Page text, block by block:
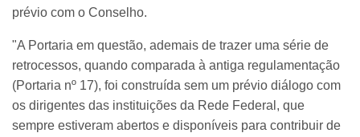
prévio com o Conselho.
"A Portaria em questão, ademais de trazer uma série de
retrocessos, quando comparada à antiga regulamentação
(Portaria nº 17), foi construída sem um prévio diálogo com
os dirigentes das instituições da Rede Federal, que
sempre estiveram abertos e disponíveis para contribuir de